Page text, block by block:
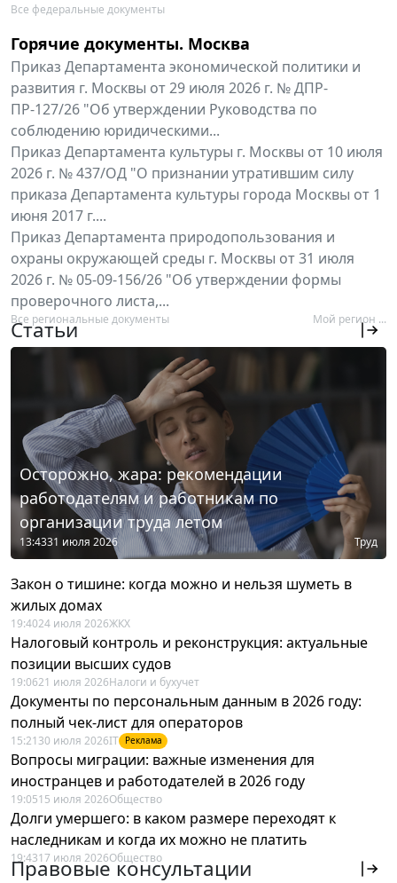
Все федеральные документы
Горячие документы. Москва
Приказ Департамента экономической политики и
развития г. Москвы от 29 июля 2026 г. № ДПР-
ПР-127/26 "Об утверждении Руководства по
соблюдению юридическими...
Приказ Департамента культуры г. Москвы от 10 июля
2026 г. № 437/ОД "О признании утратившим силу
приказа Департамента культуры города Москвы от 1
июня 2017 г....
Приказ Департамента природопользования и
охраны окружающей среды г. Москвы от 31 июля
2026 г. № 05-09-156/26 "Об утверждении формы
проверочного листа,...
Все региональные документы Мой регион ...
Статьи
Осторожно, жара: рекомендации
работодателям и работникам по
организации труда летом
13:4331 июля 2026 Труд
Закон о тишине: когда можно и нельзя шуметь в
жилых домах
19:4024 июля 2026ЖКХ
Налоговый контроль и реконструкция: актуальные
позиции высших судов
19:0621 июля 2026Налоги и бухучет
Документы по персональным данным в 2026 году:
полный чек-лист для операторов
15:21 30 июля 2026IT Реклама
Вопросы миграции: важные изменения для
иностранцев и работодателей в 2026 году
19:0515 июля 2026Общество
Долги умершего: в каком размере переходят к
наследникам и когда их можно не платить
19:4317 июля 2026Общество
Правовые консультации